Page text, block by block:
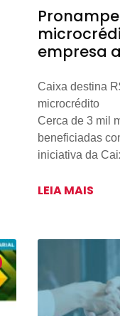
empresa
Caixa destina
microcrédito
Cerca de 3 mil
beneficiadas
iniciativa da
LEIA MAIS